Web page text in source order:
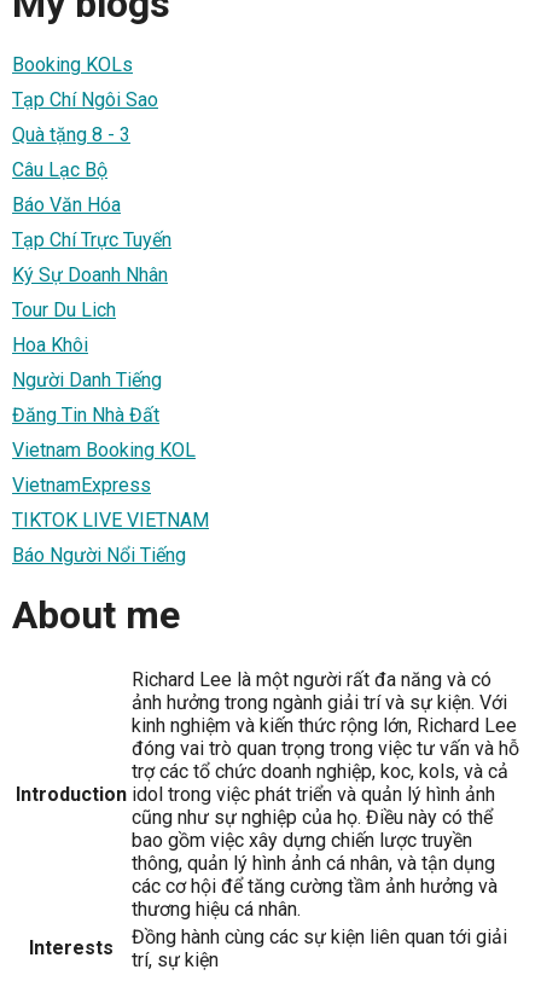
Booking KOLs
Tạp Chí Ngôi Sao
Quà tặng 8 - 3
Câu Lạc Bộ
Báo Văn Hóa
Tạp Chí Trực Tuyến
Ký Sự Doanh Nhân
Tour Du Lich
Hoa Khôi
Người Danh Tiếng
Đăng Tin Nhà Đất
Vietnam Booking KOL
VietnamExpress
TIKTOK LIVE VIETNAM
Báo Người Nổi Tiếng
About me
Introduction
Richard Lee là một người rất đa năng và có
ảnh hưởng trong ngành giải trí và sự kiện. Với
kinh nghiệm và kiến thức rộng lớn, Richard Lee
đóng vai trò quan trọng trong việc tư vấn và hỗ
trợ các tổ chức doanh nghiệp, koc, kols, và cả
idol trong việc phát triển và quản lý hình ảnh
cũng như sự nghiệp của họ. Điều này có thể
bao gồm việc xây dựng chiến lược truyền
thông, quản lý hình ảnh cá nhân, và tận dụng
các cơ hội để tăng cường tầm ảnh hưởng và
thương hiệu cá nhân.
Interests
Đồng hành cùng các sự kiện liên quan tới giải
trí, sự kiện